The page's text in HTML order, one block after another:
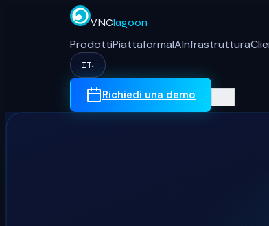
VNClagoon
ProdottiPiattaformaIAInfrastruttura
IT▾
Richiedi una demo